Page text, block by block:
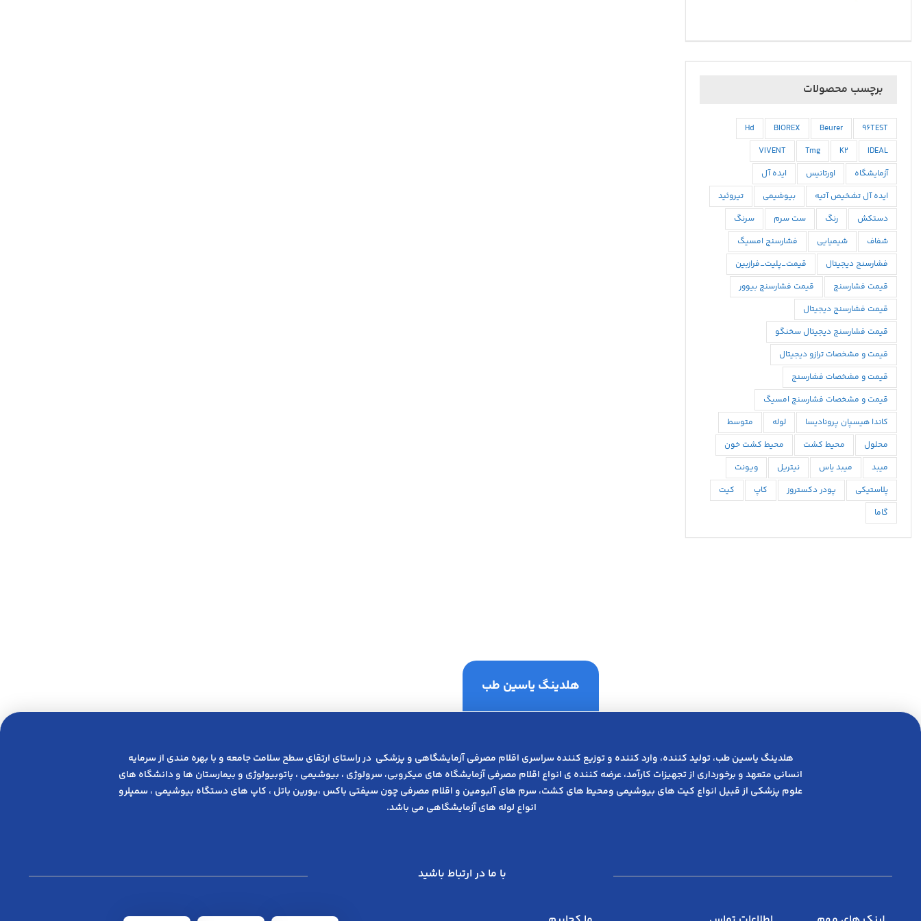
برچسب محصولات
96TEST
Beurer
BIOREX
Hd
IDEAL
K2
Tmg
VIVENT
آزمایشگاه
اورتانیس
ایده آل
ایده آل تشخیص آتیه
بیوشیمی
تیروئید
دستکش
رنگ ست سرم
سرنگ
شفاف
شیمیایی
فشارسنج امسیگ
فشارسنج دیجیتال
قیمت_پلیت_فرازبین
قیمت فشارسنج
قیمت فشارسنج بیوور
قیمت فشارسنج دیجیتال
قیمت فشارسنج دیجیتال سخنگو
قیمت و مشخصات ترازو دیجیتال
قیمت و مشخصات فشارسنج
قیمت و مشخصات فشارسنج امسیگ
كاندا هيسپان پروناديسا
لوله
متوسط
محلول
محيط كشت
محیط کشت خون
میبد
میبد یاس نیتریل
ویونت
پلاستیکی
پودر دکستروز کاپ
کیت
گاما
هلدینگ یاسین طب
هلدینگ یاسین طب، تولید کننده، وارد کننده و توزیع کننده سراسری اقلام مصرفی آزمایشگاهی و پزشکی در راﺳﺘﺎی ارﺗﻘﺎی ﺳﻄﺢ ﺳﻼﻣﺖ ﺟﺎﻣﻌﻪ و ﺑﺎ ﺑﻬﺮه ﻣﻨﺪی از ﺳﺮﻣﺎﯾﻪ
انسانی متعهد و ﺑﺮﺧﻮرداری از ﺗﺠﻬﯿﺰات ﮐﺎرآﻣﺪ، عرضه کننده ی انواع اﻗﻼم مصرفی آزﻣﺎﯾﺸﮕﺎه های میکروبی، ﺳﺮوﻟﻮژی ، ﺑﯿﻮﺷﯿﻤﯽ ، پاتوبیولوژی و بیمارستان ها و دانشگاه های
علوم پزشکی از قبیل انواع کیت های بیوشیمی ومحیط های کشت، سرم های آلبومین و اقلام مصرفی چون سیفتی باکس ،یورین باتل ، کاپ های دستگاه بیوشیمی ، سمپلرو
انواع لوله های آزمایشگاهی می باشد.
با ما در ارتباط باشید